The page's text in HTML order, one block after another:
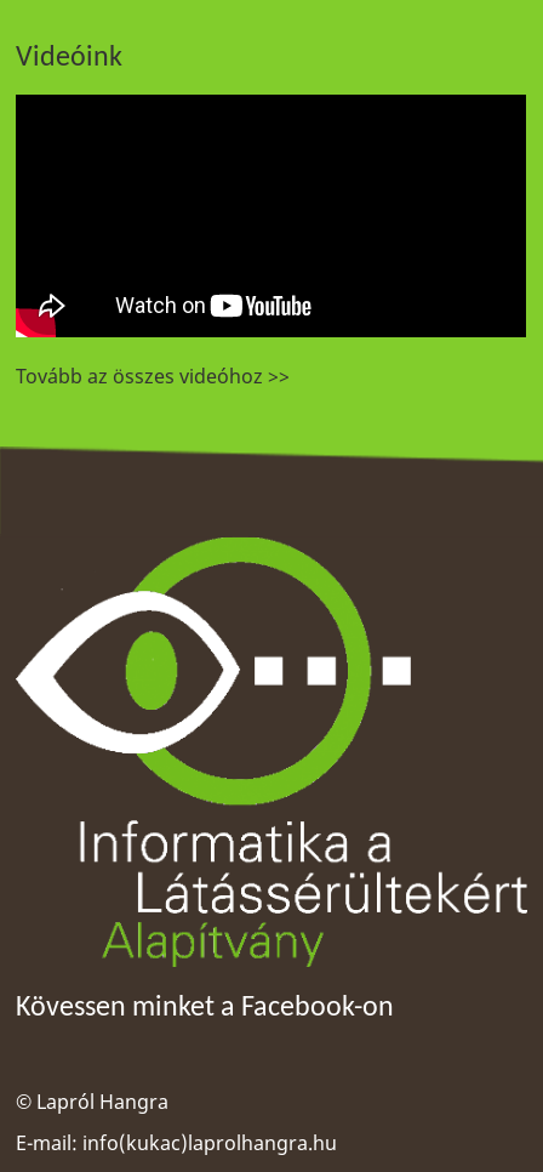
Videóink
Tovább az összes videóhoz >>
Kövessen minket a Facebook-on
© Lapról Hangra
E-mail: info(kukac)laprolhangra.hu